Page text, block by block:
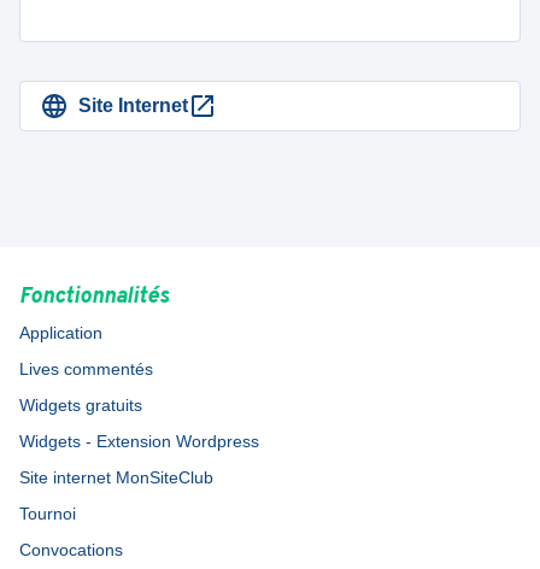
Site Internet
Fonctionnalités
Application
Lives commentés
Widgets gratuits
Widgets - Extension Wordpress
Site internet MonSiteClub
Tournoi
Convocations